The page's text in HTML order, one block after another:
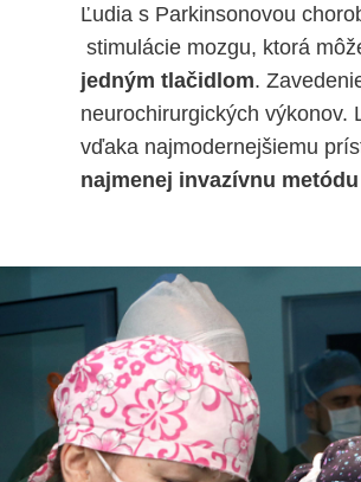
Ľudia s Parkinsonovou
stimulácie mozgu, ktorá
jedným tlačidlom.
neurochirurgických výkonov.
vďaka najmodernejšiemu
najmenej invazívnu